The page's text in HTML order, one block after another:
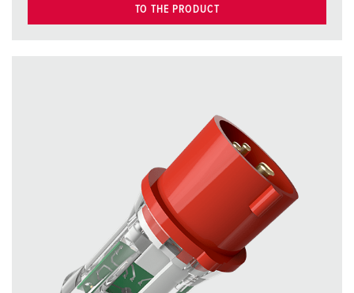
TO THE PRODUCT